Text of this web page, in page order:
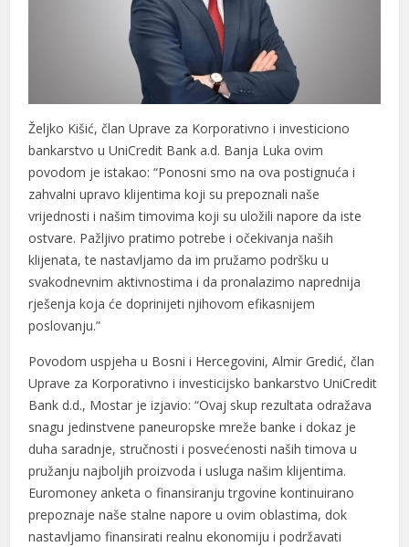
Željko Kišić, član Uprave za Korporativno i investiciono
bankarstvo u UniCredit Bank a.d. Banja Luka ovim
povodom je istakao: “Ponosni smo na ova postignuća i
zahvalni upravo klijentima koji su prepoznali naše
vrijednosti i našim timovima koji su uložili napore da iste
ostvare. Pažljivo pratimo potrebe i očekivanja naših
klijenata, te nastavljamo da im pružamo podršku u
svakodnevnim aktivnostima i da pronalazimo naprednija
rješenja koja će doprinijeti njihovom efikasnijem
poslovanju.”
Povodom uspjeha u Bosni i Hercegovini, Almir Gredić, član
Uprave za Korporativno i investicijsko bankarstvo UniCredit
Bank d.d., Mostar je izjavio: “Ovaj skup rezultata odražava
snagu jedinstvene paneuropske mreže banke i dokaz je
duha saradnje, stručnosti i posvećenosti naših timova u
pružanju najboljih proizvoda i usluga našim klijentima.
Euromoney anketa o finansiranju trgovine kontinuirano
prepoznaje naše stalne napore u ovim oblastima, dok
nastavljamo finansirati realnu ekonomiju i podržavati